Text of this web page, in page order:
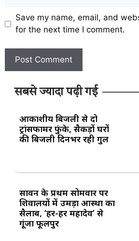
Save my name, email, and
for the next time I comment.
सबसे ज्यादा पढ़ी गई
आकाशीय बिजली से दो
ट्रांसफार्मर फुंके, सैकड़ों घरों
की बिजली दिनभर रही गुल
सावन के प्रथम सोमवार पर
शिवालयों में उमड़ा आस्था का
सैलाब, ‘हर-हर महादेव’ से
गूंजा फूलपुर